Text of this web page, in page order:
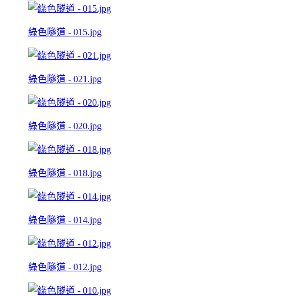
綠色隧道 - 015.jpg
綠色隧道 - 021.jpg
綠色隧道 - 020.jpg
綠色隧道 - 018.jpg
綠色隧道 - 014.jpg
綠色隧道 - 012.jpg